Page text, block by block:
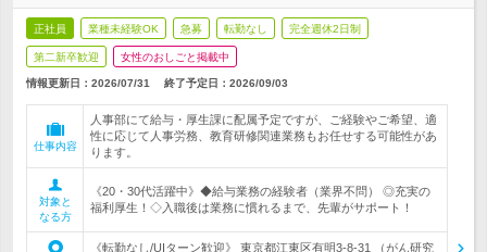
正社員 業種未経験OK 急募 転勤なし 完全週休2日制
第二新卒歓迎 女性のおしごと掲載中
情報更新日：2026/07/31 終了予定日： 2026/09/03
仕事内容
人事部にて給与・厚生課に配属予定ですが、ご経験やご希望、適
性に応じて人事労務、教育研修関連業務もお任せする可能性があ
ります。
対象と
なる方
《20・30代活躍中》◆給与業務の経験者（業界不問） ◎充実の
福利厚生！◇入職後は業務に慣れるまで、先輩がサポート！
《転勤なし/UIターン歓迎》 東京都江東区有明3-8-31 （がん研究